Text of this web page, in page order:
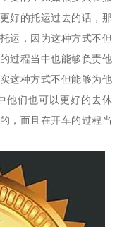
好的托运过去的话，那
运，因为这种方式不但
过程当中也能够负责他
这种方式不但能够为他
他们也可以更好的去休
，而且在开车的过程当